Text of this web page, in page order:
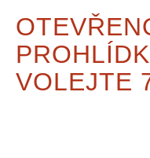
VOLEJTE